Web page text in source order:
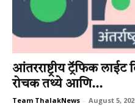
आंतरराष्ट्रीय ट्रॅफिक
रोचक तथ्ये आणि...
Team ThalakNews - August 5,